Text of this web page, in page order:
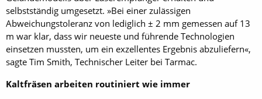
selbstständig umgesetzt. »Bei einer zulässigen
Abweichungstoleranz von lediglich ± 2 mm gemessen auf 13
m war klar, dass wir neueste und führende Technologien
einsetzen mussten, um ein exzellentes Ergebnis abzuliefern«,
sagte Tim Smith, Technischer Leiter bei Tarmac.
Kaltfräsen arbeiten routiniert wie immer